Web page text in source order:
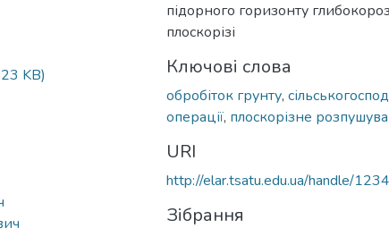
KB)
підорного горизонту
плоскорізі
Ключові слова
обробіток грунту,
операції, плоскорізне
URI
http://elar.tsatu.edu.ua/handle/
Зібрання